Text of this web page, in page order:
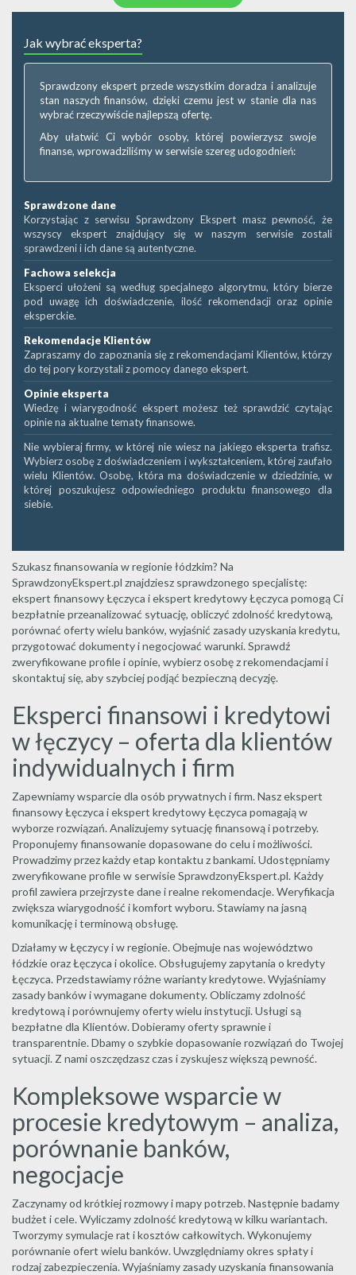
Jak wybrać eksperta?
Sprawdzony ekspert przede wszystkim doradza i analizuje
stan naszych finansów, dzięki czemu jest w stanie dla nas
wybrać rzeczywiście najlepszą ofertę.
Aby ułatwić Ci wybór osoby, której powierzysz swoje
finanse, wprowadziliśmy w serwisie szereg udogodnień:
Sprawdzone dane
Korzystając z serwisu Sprawdzony Ekspert masz pewność, że
wszyscy ekspert znajdujący się w naszym serwisie zostali
sprawdzeni i ich dane są autentyczne.
Fachowa selekcja
Eksperci ułożeni są według specjalnego algorytmu, który bierze
pod uwagę ich doświadczenie, ilość rekomendacji oraz opinie
eksperckie.
Rekomendacje Klientów
Zapraszamy do zapoznania się z rekomendacjami Klientów, którzy
do tej pory korzystali z pomocy danego ekspert.
Opinie eksperta
Wiedzę i wiarygodność ekspert możesz też sprawdzić czytając
opinie na aktualne tematy finansowe.
Nie wybieraj firmy, w której nie wiesz na jakiego eksperta trafisz.
Wybierz osobę z doświadczeniem i wykształceniem, której zaufało
wielu Klientów. Osobę, która ma doświadczenie w dziedzinie, w
której poszukujesz odpowiedniego produktu finansowego dla
siebie.
Szukasz finansowania w regionie łódzkim? Na
SprawdzonyEkspert.pl znajdziesz sprawdzonego specjalistę:
ekspert finansowy Łęczyca i ekspert kredytowy Łęczyca pomogą Ci
bezpłatnie przeanalizować sytuację, obliczyć zdolność kredytową,
porównać oferty wielu banków, wyjaśnić zasady uzyskania kredytu,
przygotować dokumenty i negocjować warunki. Sprawdź
zweryfikowane profile i opinie, wybierz osobę z rekomendacjami i
skontaktuj się, aby szybciej podjąć bezpieczną decyzję.
Eksperci finansowi i kredytowi
w łęczycy – oferta dla klientów
indywidualnych i firm
Zapewniamy wsparcie dla osób prywatnych i firm. Nasz ekspert
finansowy Łęczyca i ekspert kredytowy Łęczyca pomagają w
wyborze rozwiązań. Analizujemy sytuację finansową i potrzeby.
Proponujemy finansowanie dopasowane do celu i możliwości.
Prowadzimy przez każdy etap kontaktu z bankami. Udostępniamy
zweryfikowane profile w serwisie SprawdzonyEkspert.pl. Każdy
profil zawiera przejrzyste dane i realne rekomendacje. Weryfikacja
zwiększa wiarygodność i komfort wyboru. Stawiamy na jasną
komunikację i terminową obsługę.
Działamy w Łęczycy i w regionie. Obejmuje nas województwo
łódzkie oraz Łęczyca i okolice. Obsługujemy zapytania o kredyty
Łęczyca. Przedstawiamy różne warianty kredytowe. Wyjaśniamy
zasady banków i wymagane dokumenty. Obliczamy zdolność
kredytową i porównujemy oferty wielu instytucji. Usługi są
bezpłatne dla Klientów. Dobieramy oferty sprawnie i
transparentnie. Dbamy o szybkie dopasowanie rozwiązań do Twojej
sytuacji. Z nami oszczędzasz czas i zyskujesz większą pewność.
Kompleksowe wsparcie w
procesie kredytowym – analiza,
porównanie banków,
negocjacje
Zaczynamy od krótkiej rozmowy i mapy potrzeb. Następnie badamy
budżet i cele. Wyliczamy zdolność kredytową w kilku wariantach.
Tworzymy symulacje rat i kosztów całkowitych. Wykonujemy
porównanie ofert wielu banków. Uwzględniamy okres spłaty i
rodzaj zabezpieczenia. Wyjaśniamy zasady uzyskania finansowania